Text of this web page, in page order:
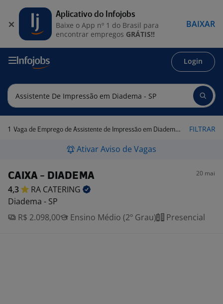
Login
1 Vaga de Emprego de Assistente de Impressão em Diadema - SP FILTRAR
Ativar Aviso de Vagas
CAIXA - DIADEMA 20 mai
4,3 RA CATERING
Diadema - SP
R$ 2.098,00
Ensino Médio (2º Grau) Presencial
Aplicativo do Infojobs
Baixe o App nº 1 do Brasil para
encontrar empregos GRÁTIS!!
BAIXAR